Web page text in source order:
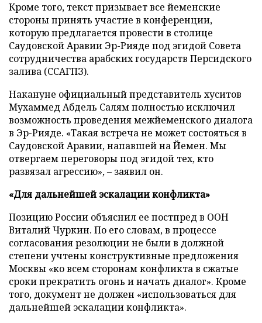
Кроме того, текст призывает все йеменские
стороны принять участие в конференции,
которую предлагается провести в столице
Саудовской Аравии Эр-Рияде под эгидой Совета
сотрудничества арабских государств Персидского
залива (ССАГПЗ).
Накануне официальный представитель хуситов
Мухаммед Абдель Салям полностью исключил
возможность проведения межйеменского диалога
в Эр-Рияде. «Такая встреча не может состояться в
Саудовской Аравии, напавшей на Йемен. Мы
отвергаем переговоры под эгидой тех, кто
развязал агрессию», – заявил он.
«Для дальнейшей эскалации конфликта»
Позицию России объяснил ее постпред в ООН
Виталий Чуркин. По его словам, в процессе
согласования резолюции не были в должной
степени учтены конструктивные предложения
Москвы «ко всем сторонам конфликта в сжатые
сроки прекратить огонь и начать диалог». Кроме
того, документ не должен «использоваться для
дальнейшей эскалации конфликта».